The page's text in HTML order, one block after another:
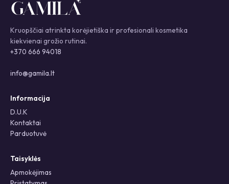
Kruopščiai atrinkta korėjietiška ir profesionali kosmetika
kiekvienai grožio rutinai.
+370 666 94018
info@gamila.lt
Informacija
D.U.K
Kontaktai
Parduotuvė
Taisyklės
Apmokėjimas